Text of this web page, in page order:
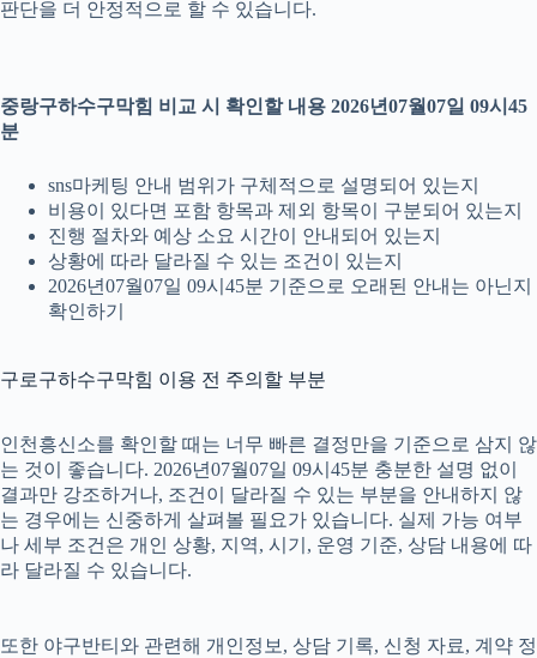
판단을 더 안정적으로 할 수 있습니다.
중랑구하수구막힘 비교 시 확인할 내용 2026년07월07일 09시45
분
sns마케팅 안내 범위가 구체적으로 설명되어 있는지
비용이 있다면 포함 항목과 제외 항목이 구분되어 있는지
진행 절차와 예상 소요 시간이 안내되어 있는지
상황에 따라 달라질 수 있는 조건이 있는지
2026년07월07일 09시45분 기준으로 오래된 안내는 아닌지
확인하기
구로구하수구막힘 이용 전 주의할 부분
인천흥신소를 확인할 때는 너무 빠른 결정만을 기준으로 삼지 않
는 것이 좋습니다. 2026년07월07일 09시45분 충분한 설명 없이
결과만 강조하거나, 조건이 달라질 수 있는 부분을 안내하지 않
는 경우에는 신중하게 살펴볼 필요가 있습니다. 실제 가능 여부
나 세부 조건은 개인 상황, 지역, 시기, 운영 기준, 상담 내용에 따
라 달라질 수 있습니다.
또한 야구반티와 관련해 개인정보, 상담 기록, 신청 자료, 계약 정